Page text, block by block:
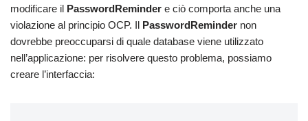
modificare il PasswordReminder e ciò comporta anche una
violazione al principio OCP. Il PasswordReminder non
dovrebbe preoccuparsi di quale database viene utilizzato
nell’applicazione: per risolvere questo problema, possiamo
creare l’interfaccia: